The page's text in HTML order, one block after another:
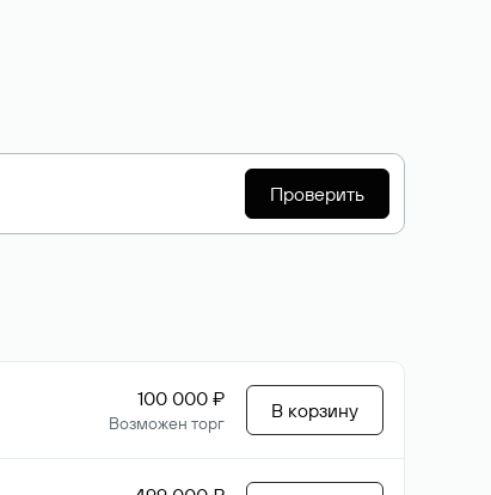
Проверить
100 000 ₽
Возможен торг
В корзину